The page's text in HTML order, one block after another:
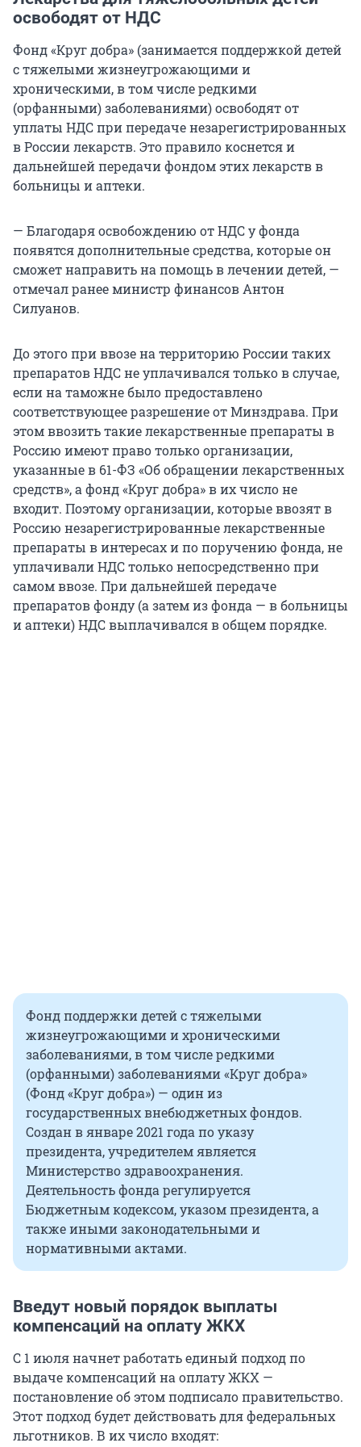
освободят от НДС
Фонд «Круг добра» (занимается поддержкой детей
с тяжелыми жизнеугрожающими и
хроническими, в том числе редкими
(орфанными) заболеваниями) освободят от
уплаты НДС при передаче незарегистрированных
в России лекарств. Это правило коснется и
дальнейшей передачи фондом этих лекарств в
больницы и аптеки.
— Благодаря освобождению от НДС у фонда
появятся дополнительные средства, которые он
сможет направить на помощь в лечении детей, —
отмечал ранее министр финансов Антон
Силуанов.
До этого при ввозе на территорию России таких
препаратов НДС не уплачивался только в случае,
если на таможне было предоставлено
соответствующее разрешение от Минздрава. При
этом ввозить такие лекарственные препараты в
Россию имеют право только организации,
указанные в 61-ФЗ «Об обращении лекарственных
средств», а фонд «Круг добра» в их число не
входит. Поэтому организации, которые ввозят в
Россию незарегистрированные лекарственные
препараты в интересах и по поручению фонда, не
уплачивали НДС только непосредственно при
самом ввозе. При дальнейшей передаче
препаратов фонду (а затем из фонда — в больницы
и аптеки) НДС выплачивался в общем порядке.
Фонд поддержки детей с тяжелыми
жизнеугрожающими и хроническими
заболеваниями, в том числе редкими
(орфанными) заболеваниями «Круг добра»
(Фонд «Круг добра») — один из
государственных внебюджетных фондов.
Создан в январе 2021 года по указу
президента, учредителем является
Министерство здравоохранения.
Деятельность фонда регулируется
Бюджетным кодексом, указом президента, а
также иными законодательными и
нормативными актами.
Введут новый порядок выплаты
компенсаций на оплату ЖКХ
C 1 июля начнет работать единый подход по
выдаче компенсаций на оплату ЖКХ —
постановление об этом подписало правительство.
Этот подход будет действовать для федеральных
льготников. В их число входят: